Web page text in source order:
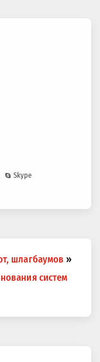
Skype
шлагбаумов »
систем